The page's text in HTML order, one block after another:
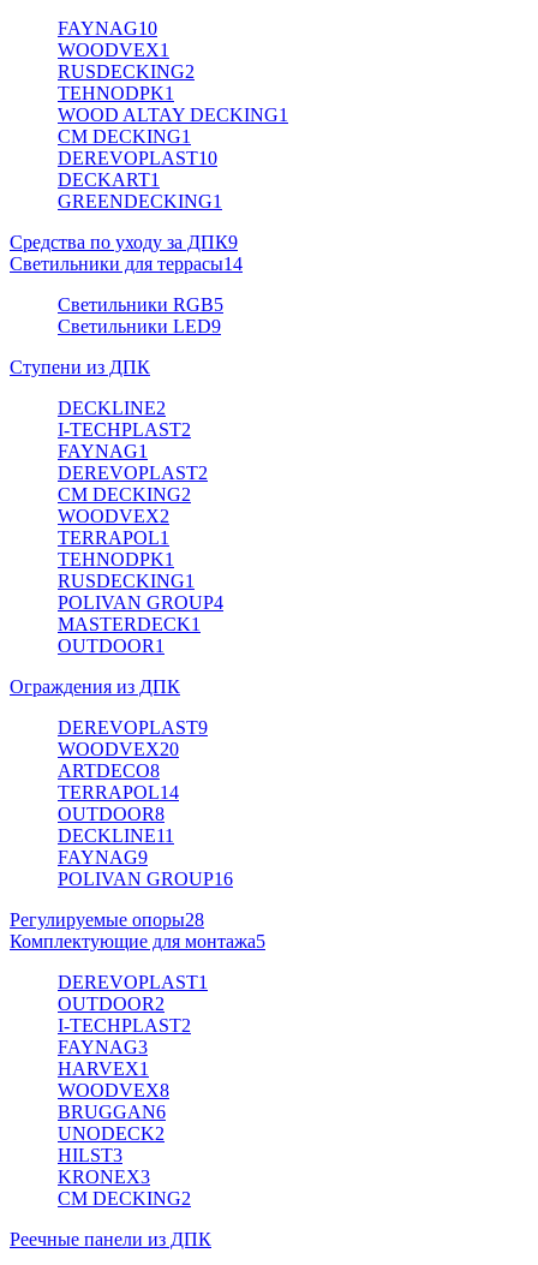
FAYNAG10
WOODVEX1
RUSDECKING2
TEHNODPK1
WOOD ALTAY DECKING1
CM DECKING1
DEREVOPLAST10
DECKART1
GREENDECKING1
Средства по уходу за ДПК9
Светильники для террасы14
Светильники RGB5
Светильники LED9
Ступени из ДПК
DECKLINE2
I-TECHPLAST2
FAYNAG1
DEREVOPLAST2
CM DECKING2
WOODVEX2
TERRAPOL1
TEHNODPK1
RUSDECKING1
POLIVAN GROUP4
MASTERDECK1
OUTDOOR1
Ограждения из ДПК
DEREVOPLAST9
WOODVEX20
ARTDECO8
TERRAPOL14
OUTDOOR8
DECKLINE11
FAYNAG9
POLIVAN GROUP16
Регулируемые опоры28
Комплектующие для монтажа5
DEREVOPLAST1
OUTDOOR2
I-TECHPLAST2
FAYNAG3
HARVEX1
WOODVEX8
BRUGGAN6
UNODECK2
HILST3
KRONEX3
CM DECKING2
Реечные панели из ДПК